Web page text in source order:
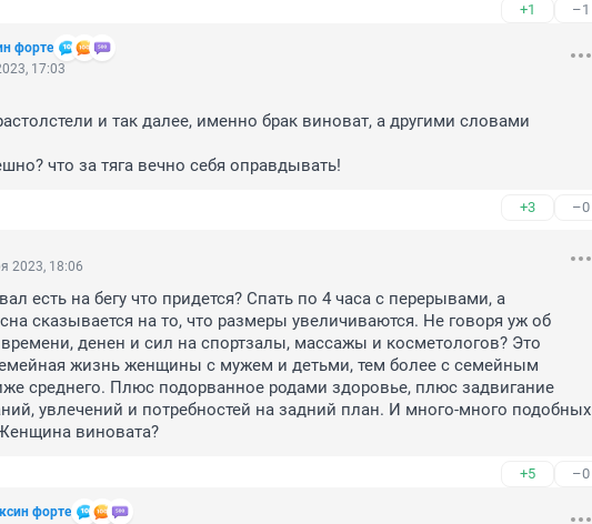
+1 –1
форте
17:03
и так далее, именно брак виноват, а другими словами
что за тяга вечно себя оправдывать!
+3 –0
2023, 18:06
есть на бегу что придется? Спать по 4 часа с перерывами, а
сна сказывается на то, что размеры увеличиваются. Не говоря уж об
времени, денен и сил на спортзалы, массажы и косметологов? Это
жизнь женщины с мужем и детьми, тем более с семейным
среднего. Плюс подорванное родами здоровье, плюс задвигание
увлечений и потребностей на задний план. И много-много подобных
виновата?
+5 –0
форте